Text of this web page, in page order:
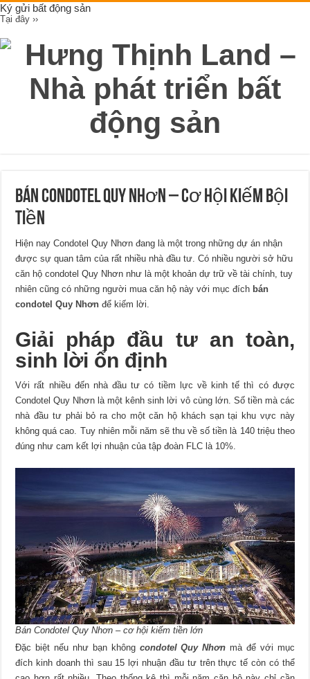
Ký gửi bất động sản
Tại đây ››
Bán condotel Quy Nhơn – cơ hội kiếm bội
tiền
Hiện nay Condotel Quy Nhơn đang là một trong những dự án nhận
được sự quan tâm của rất nhiều nhà đầu tư. Có nhiều người sở hữu
căn hộ condotel Quy Nhơn như là một khoản dự trữ về tài chính, tuy
nhiên cũng có những người mua căn hộ này với mục đích bán
condotel Quy Nhơn để kiếm lời.
Giải pháp đầu tư an toàn,
sinh lời ổn định
Với rất nhiều đến nhà đầu tư có tiềm lực về kinh tế thì có được
Condotel Quy Nhơn là một kênh sinh lời vô cùng lớn. Số tiền mà các
nhà đầu tư phải bỏ ra cho một căn hộ khách sạn tại khu vực này
không quá cao. Tuy nhiên mỗi năm sẽ thu về số tiền là 140 triệu theo
đúng như cam kết lợi nhuận của tập đoàn FLC là 10%.
Bán Condotel Quy Nhơn – cơ hội kiếm tiền lớn
Đặc biệt nếu như bạn không condotel Quy Nhơn mà để với mục
đích kinh doanh thì sau 15 lợi nhuận đầu tư trên thực tế còn có thể